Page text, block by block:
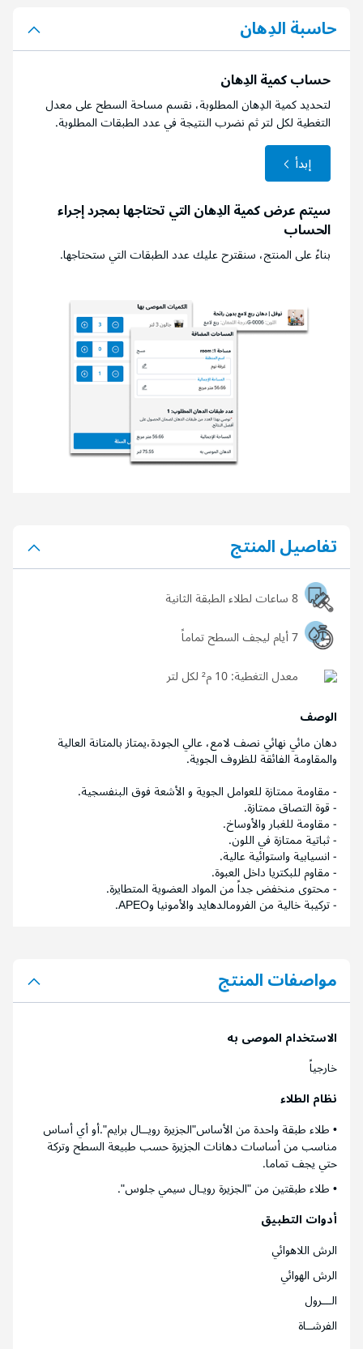
حاسبة الدِهان
حساب كمية الدِهان
لتحديد كمية الدِهان المطلوبة، نقسم مساحة السطح على معدل
التغطية لكل لتر ثم نضرب النتيجة في عدد الطبقات المطلوبة.
إبدأ
سيتم عرض كمية الدِهان التي تحتاجها بمجرد إجراء
الحساب
بناءً على المنتج، سنقترح عليك عدد الطبقات التي ستحتاجها.
تفاصيل المنتج
8 ساعات لطلاء الطبقة الثانية
7 أيام ليجف السطح تماماً
معدل التغطية:
الوصف
دهان مائي نهائي نصف لامع، عالي الجودة،يمتاز بالمتانة العالية
والمقاومة الفائقة للظروف الجوية.
- مقاومة ممتازة للعوامل الجوية و الأشعة فوق البنفسجية.
- قوة التصاق ممتازة.
- مقاومة للغبار والأوساخ.
- ثباتية ممتازة في اللون.
- انسيابية واستوائية عالية.
- مقاوم للبكتريا داخل العبوة.
- محتوى منخفض جداً من المواد العضوية المتطايرة.
- تركيبة خالية من الفرومالدهايد والأمونيا وAPEO.
مواصفات المنتج
الاستخدام الموصى به
خارجياً
نظام الطلاء
• طلاء طبقة واحدة من الأساس"الجزيرة رويــال برايم".أو أي أساس
مناسب من أساسات دهانات الجزيرة حسب طبيعة السطح وتركة
حتي يجف تماما.
• طلاء طبقتين من "الجزيرة رويـال سيمي جلوس".
أدوات التطبيق
الرش اللاهوائي
الرش الهوائي
الـــرول
الفرشــاة